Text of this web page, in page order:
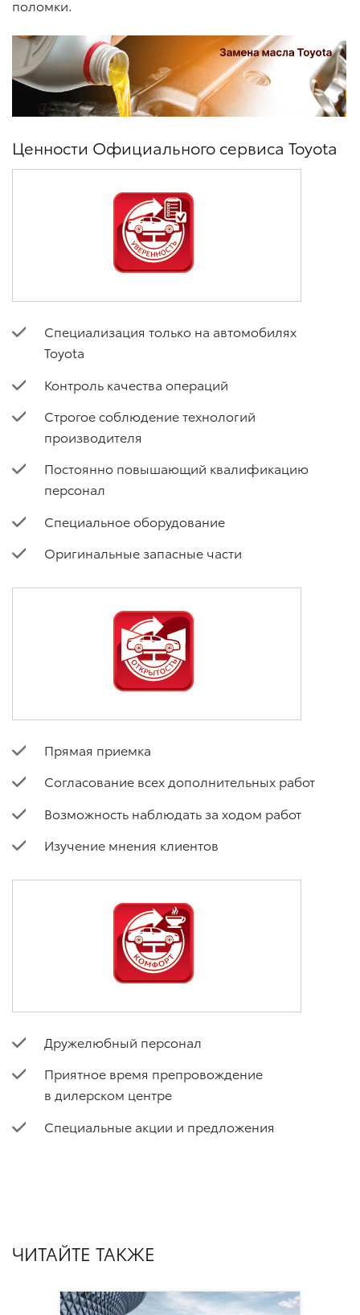
поломки.
Ценности Официального сервиса Toyota
Специализация только на автомобилях
Toyota
Контроль качества операций
Строгое соблюдение технологий
производителя
Постоянно повышающий квалификацию
персонал
Специальное оборудование
Оригинальные запасные части
Прямая приемка
Согласование всех дополнительных работ
Возможность наблюдать за ходом работ
Изучение мнения клиентов
Дружелюбный персонал
Приятное время препровождение
в дилерском центре
Специальные акции и предложения
ЧИТАЙТЕ ТАКЖЕ